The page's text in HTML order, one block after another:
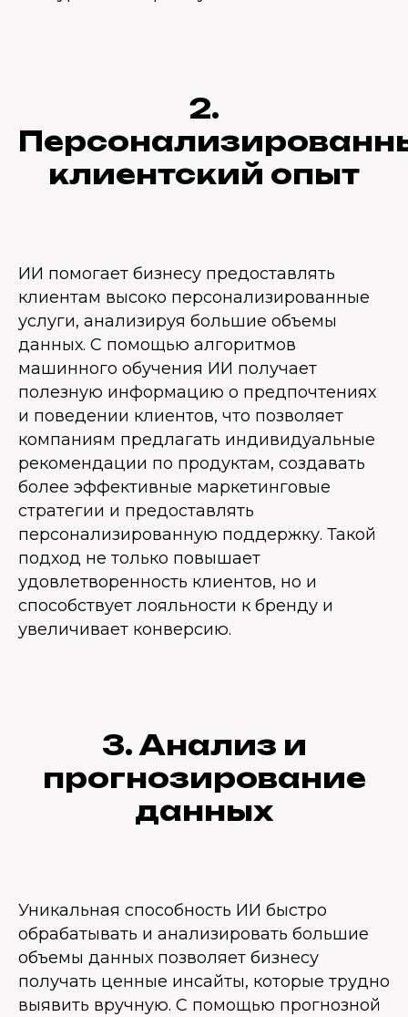
2.
клиентский опыт
ИИ помогает бизнесу предоставлять
клиентам высоко персонализированные
услуги, анализируя большие объемы
данных. С помощью алгоритмов
машинного обучения ИИ получает
полезную информацию о предпочтениях
и поведении клиентов, что позволяет
компаниям предлагать индивидуальные
рекомендации по продуктам, создавать
более эффективные маркетинговые
стратегии и предоставлять
персонализированную поддержку. Такой
подход не только повышает
удовлетворенность клиентов, но и
способствует лояльности к бренду и
увеличивает конверсию.
3. Анализ и
прогнозирование
данных
Уникальная способность ИИ быстро
обрабатывать и анализировать большие
объемы данных позволяет бизнесу
получать ценные инсайты, которые трудно
выявить вручную. С помощью прогнозной